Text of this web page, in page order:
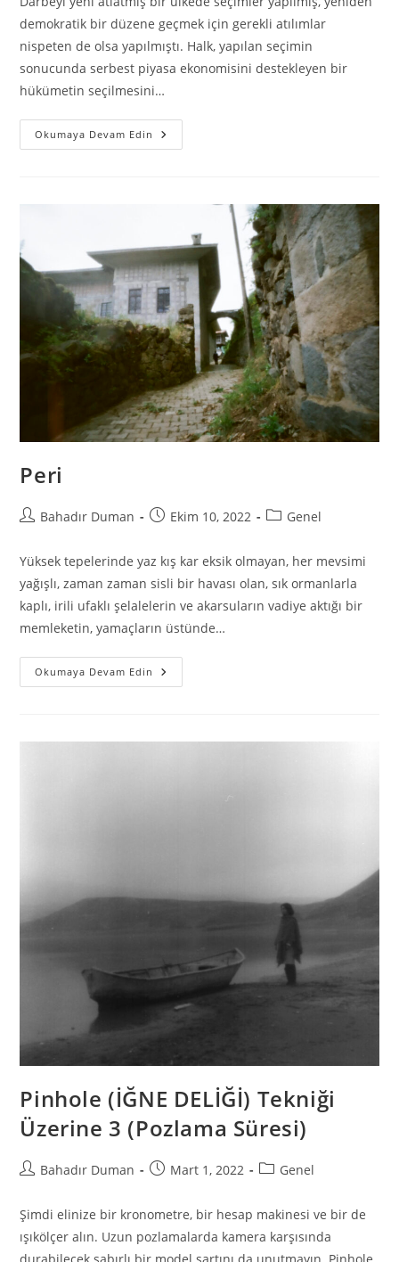
demokratik bir düzene geçmek için gerekli atılımlar
nispeten de olsa yapılmıştı. Halk, yapılan seçimin
sonucunda serbest piyasa ekonomisini destekleyen bir
hükümetin seçilmesini…
Okumaya Devam Edin
Peri
Bahadır Duman Ekim 10, 2022 Genel
Yüksek tepelerinde yaz kış kar eksik olmayan, her mevsimi
yağışlı, zaman zaman sisli bir havası olan, sık ormanlarla
kaplı, irili ufaklı şelalelerin ve akarsuların vadiye aktığı bir
memleketin, yamaçların üstünde…
Okumaya Devam Edin
Pinhole (İĞNE DELİĞİ) Tekniği
Üzerine 3 (Pozlama Süresi)
Bahadır Duman Mart 1, 2022 Genel
Şimdi elinize bir kronometre, bir hesap makinesi ve bir de
ışıkölçer alın. Uzun pozlamalarda kamera karşısında